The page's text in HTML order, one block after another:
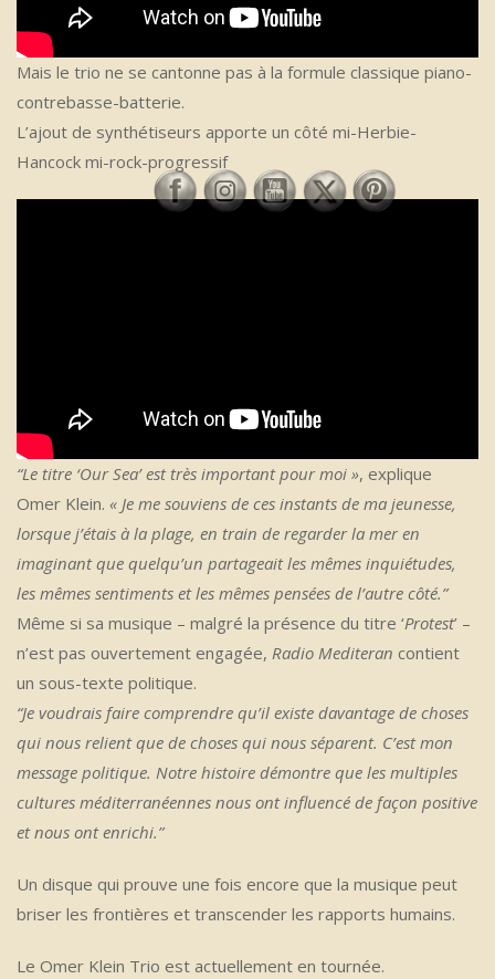
Mais le trio ne se cantonne pas à la formule classique piano-
contrebasse-batterie.
L’ajout de synthétiseurs apporte un côté mi-Herbie-
Hancock mi-rock-progressif
“Le titre ‘Our Sea’ est très important pour moi », explique
Omer Klein. « Je me souviens de ces instants de ma jeunesse,
lorsque j’étais à la plage, en train de regarder la mer en
imaginant que quelqu’un partageait les mêmes inquiétudes,
les mêmes sentiments et les mêmes pensées de l’autre côté.”
Même si sa musique – malgré la présence du titre ‘Protest’ –
n’est pas ouvertement engagée, Radio Mediteran contient
un sous-texte politique.
“Je voudrais faire comprendre qu’il existe davantage de choses
qui nous relient que de choses qui nous séparent. C’est mon
message politique. Notre histoire démontre que les multiples
cultures méditerranéennes nous ont influencé de façon positive
et nous ont enrichi.”
Un disque qui prouve une fois encore que la musique peut
briser les frontières et transcender les rapports humains.
Le Omer Klein Trio est actuellement en tournée.